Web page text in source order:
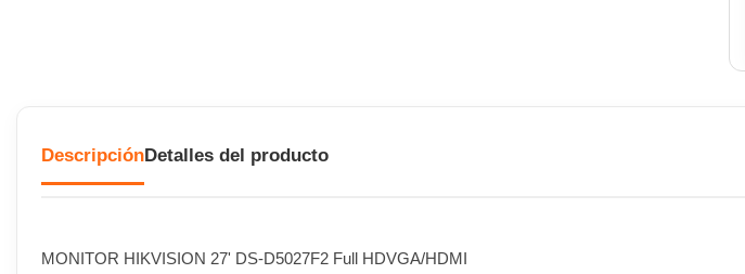
DescripciónDetalles del producto
MONITOR HIKVISION 27' DS-D5027F2 Full HDVGA/HDMI